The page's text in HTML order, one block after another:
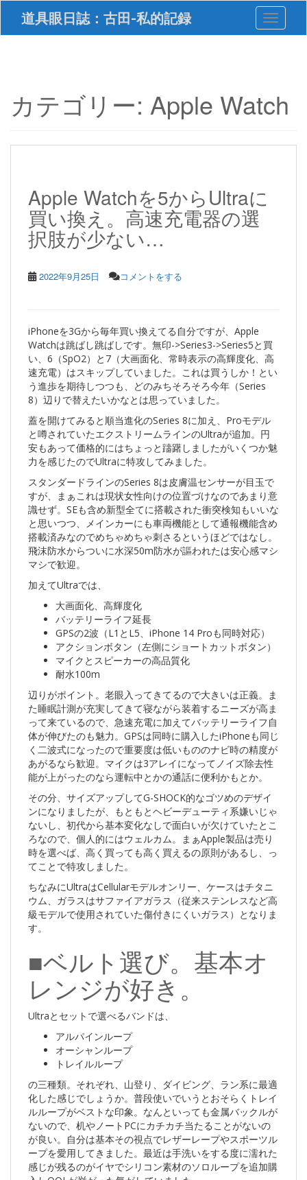
i
道具眼日誌：古田-私的記録 Toggle
カテゴリー: Apple Watch
Apple Watchを5からUltraに
買い換え。高速充電器の選
択肢が少ない…
2022年9月25日 コメントをする
iPhoneを3Gから毎年買い換えてる自分ですが、Apple
Watchは跳ばし跳ばしです。無印->Series3->Series5と買
い、6（SpO2）と7（大画面化、常時表示の高輝度化、高
速充電）はスキップしていました。これは買うしか！とい
う進歩を期待しつつも、どのみちそろそろ今年（Series
8）辺りで替えたいかなとは思っていました。
蓋を開けてみると順当進化のSeries 8に加え、Proモデル
と噂されていたエクストリームラインのUltraが追加。円
安もあって価格的にはちょっと躊躇しましたがいくつか魅
力を感じたのでUltraに特攻してみました。
スタンダードラインのSeries 8は皮膚温センサーが目玉で
すが、まぁこれは現状女性向けの位置づけなのであまり意
識せず。SEも含め新型全てに搭載された衝突検知もいいな
と思いつつ、メインカーにも車両機能として通報機能含め
搭載済みなのでめちゃめちゃ刺さるというほどではなし。
飛沫防水からついに水深50m防水が謳われたは安心感マシ
マシで歓迎。
加えてUltraでは、
大画面化、高輝度化
バッテリーライフ延長
GPSの2波（L1とL5、iPhone 14 Proも同時対応）
アクションボタン（左側にショートカットボタン）
マイクとスピーカーの高品質化
耐水100m
辺りがポイント。老眼入ってきてるので大きいは正義。ま
た睡眠計測が充実してきて寝ながら装着するニーズが高ま
って来ているので、急速充電に加えてバッテリーライフ自
体が伸びたのも魅力。GPSは同時に購入したiPhoneも同じ
く二波式になったので重要度は低いもののナビ時の精度が
あがるなら歓迎。マイクは3アレイになってノイズ除去性
能が上がったのなら運転中とかの通話に便利かもとか。
その分、サイズアップしてG-SHOCK的なゴツめのデザイ
ンになりましたが、もともとヘビーデューティ系嫌いじゃ
ないし、初代から基本変化なしで面白いが欠けていたとこ
ろなので、個人的にはウェルカム。まぁApple製品は売り
時を選べば、高く買っても高く買えるの原則があるし、っ
てことで特攻しました。
ちなみにUltraはCellularモデルオンリー、ケースはチタニ
ウム、ガラスはサファイアガラス（従来ステンレスなど高
級モデルで使用されていた傷付きにくいガラス）となりま
す。
■ベルト選び。基本オ
レンジが好き。
Ultraとセットで選べるバンドは、
アルパインループ
オーシャンループ
トレイルループ
の三種類。それぞれ、山登り、ダイビング、ラン系に最適
化した感じでしょうか。普段使いでいうとおそらくトレイ
ルループがベストな印象。なんといっても金属バックルが
ないので、机やノートPCにカチカチ当たることがないの
が良い。自分は基本その視点でレザーレープやスポーツル
ープを愛用してきました。最近は手洗いをする度に濡れた
感じが残るのがイヤでシリコン素材のソロループを追加購